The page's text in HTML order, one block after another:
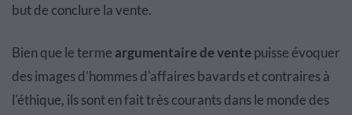
but de conclure la vente.
Bien que le terme argumentaire de ventepuisse évoquer
des images d'hommes d'affaires bavards et contraires à
l'éthique, ils sont en fait très courants dans le monde des